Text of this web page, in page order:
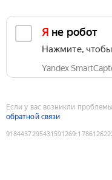
Я не робот
Нажмите,
Yandex
Если у вас возникли
обратной связи
9184437295431591269: